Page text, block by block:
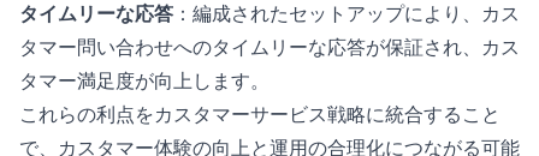
タイムリーな応答 ：編成されたセットアップにより、カス
タマー問い合わせへのタイムリーな応答が保証され、カス
タマー満足度が向上します。
これらの利点をカスタマーサービス戦略に統合すること
で、カスタマー体験の向上と運用の合理化につながる可能